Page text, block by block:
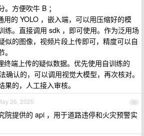
方便吹牛 B ；
用的 YOLO ，嵌入端，可以用压缩好的模
练。直接调用 sdk ，即可使用。作为泛用场
似的图像，视频片段上传即可，精度可以自
终端上传的疑似数据。优先使用自训练的
确认的，可以调用视觉大模型，再次核对。
的，人工接入审核。
36
26, 2025
院提供的 api ，用于道路违停和火灾预警实